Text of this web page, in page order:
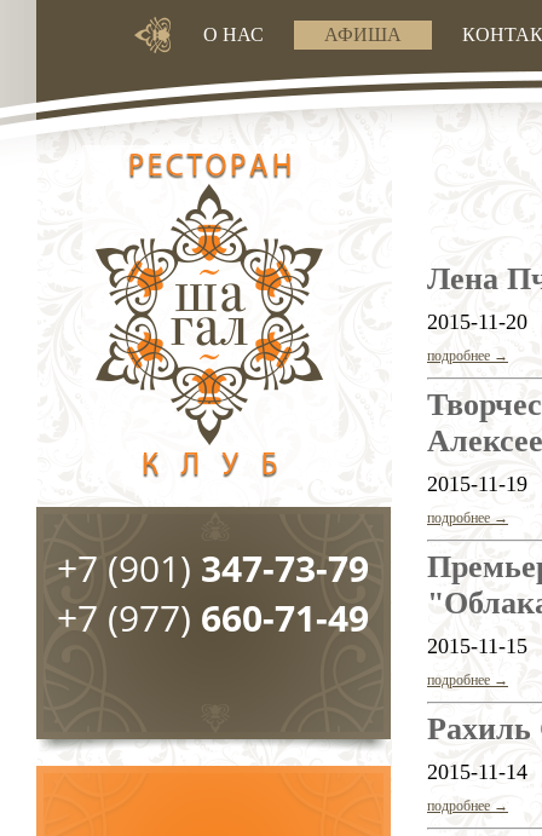
О НАС АФИША
Лена
2015-11-20
подробнее →
2015-11-19
подробнее →
2015-11-15
подробнее →
2015-11-14
подробнее →
+7 (901) 347-73-79
+7 (977) 660-71-49